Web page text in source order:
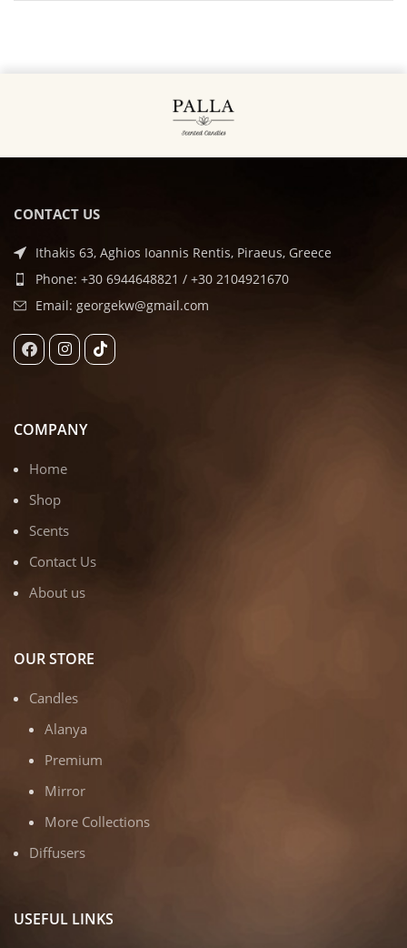
CONTACT US
Ithakis 63, Aghios Ioannis Rentis, Piraeus, Greece
Phone: +30 6944648821 / +30 2104921670
Email: georgekw@gmail.com
COMPANY
Home
Shop
Scents
Contact Us
About us
OUR STORE
Candles
Alanya
Premium
Mirror
More Collections
Diffusers
USEFUL LINKS